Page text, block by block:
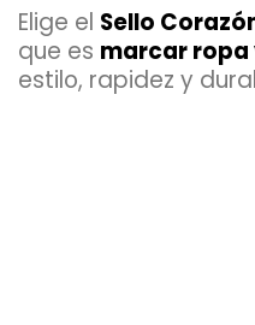
Elige el Sello
que es marcar
estilo, rapidez y